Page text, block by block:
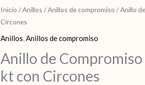
Inicio /Anillos /Anillos de compromiso / Anillo
Circones
Anillos,Anillos de compromiso
Anillo de
kt con Circones
Anillo
de
Compromiso
Oro
Amarillo